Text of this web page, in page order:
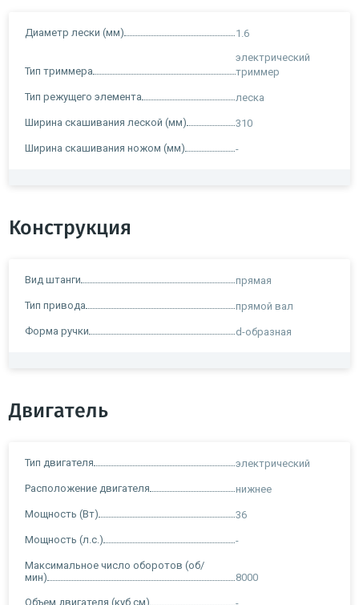
Диаметр лески (мм) 1.6
Тип триммера
электрический
триммер
Тип режущего элемента леска
Ширина скашивания леской (мм) 310
Ширина скашивания ножом (мм) -
Конструкция
Вид штанги прямая
Тип привода прямой вал
Форма ручки d-образная
Двигатель
Тип двигателя электрический
Расположение двигателя нижнее
Мощность (Вт) 36
Мощность (л.с.) -
Максимальное число оборотов (об/
мин)
8000
Объем двигателя (куб.см)